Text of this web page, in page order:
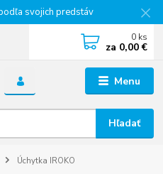
svojich predstáv
Menu
Hľadať
0 ks
za 0,00 €
Úchytka IROKO